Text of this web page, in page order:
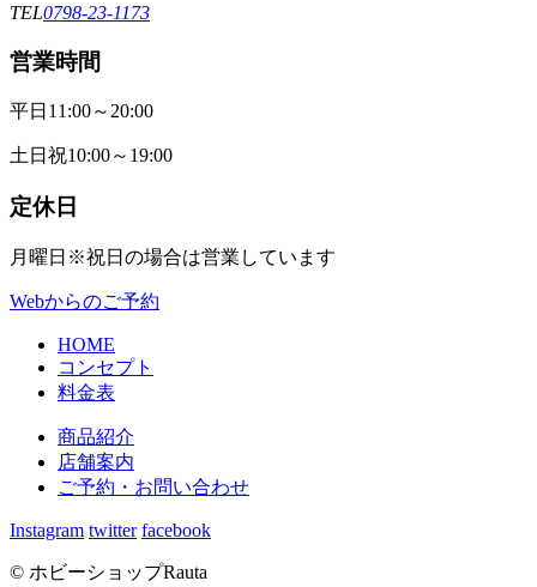
TEL0798-23-1173
営業時間
平日 11:00～20:00
土日祝10:00～19:00
定休日
月曜日 ※祝日の場合は営業しています
Webからのご予約
HOME
コンセプト
料金表
商品紹介
店舗案内
ご予約・お問い合わせ
Instagram twitter facebook
© ホビーショップRauta